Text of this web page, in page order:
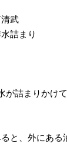
武
詰まり
が詰まりかけ
と、外にある